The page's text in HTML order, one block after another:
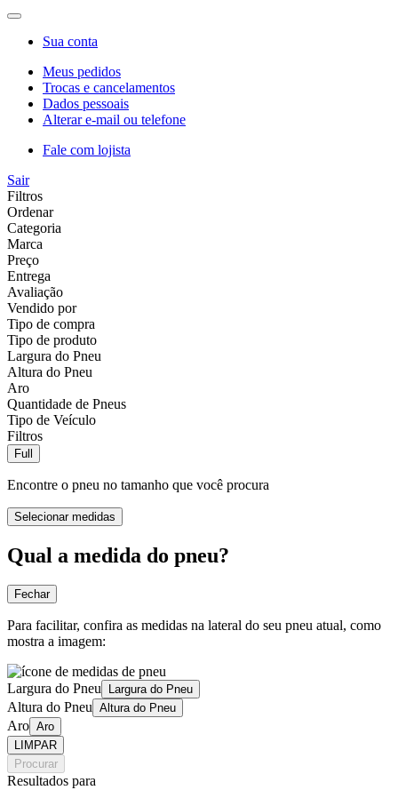
Sua conta
Meus pedidos
Trocas e cancelamentos
Dados pessoais
Alterar e-mail ou telefone
Fale com lojista
Sair
Filtros
Ordenar
Categoria
Marca
Preço
Entrega
Avaliação
Vendido por
Tipo de compra
Tipo de produto
Largura do Pneu
Altura do Pneu
Aro
Quantidade de Pneus
Tipo de Veículo
Filtros
Full
Encontre o pneu no tamanho que você procura
Selecionar medidas
Qual a medida do pneu?
Fechar
Para facilitar, confira as medidas na lateral do seu pneu atual, como
mostra a imagem:
Largura do Pneu Largura do Pneu
Altura do Pneu Altura do Pneu
Aro Aro
LIMPAR
Procurar
Resultados para